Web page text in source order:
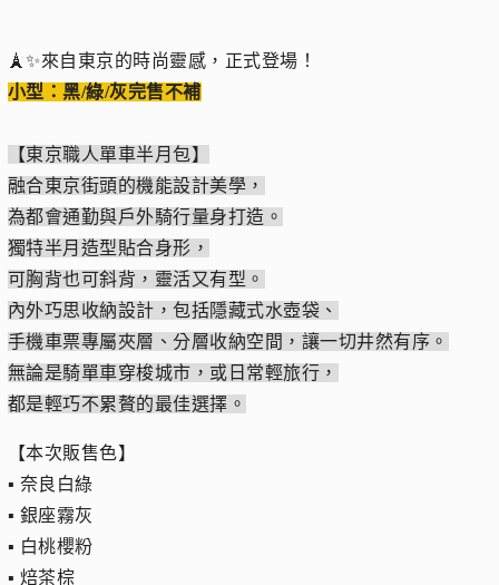
🗼✨來自東京的時尚靈感，正式登場！
小型：黑/綠/灰完售不補
【東京職人單車半月包】
融合東京街頭的機能設計美學，
為都會通勤與戶外騎行量身打造。
獨特半月造型貼合身形，
可胸背也可斜背，靈活又有型。
內外巧思收納設計，包括隱藏式水壺袋、
手機車票專屬夾層、分層收納空間，讓一切井然有序。
無論是騎單車穿梭城市，或日常輕旅行，
都是輕巧不累贅的最佳選擇。
【本次販售色】
▪︎ 奈良白綠
▪︎ 銀座霧灰
▪︎ 白桃櫻粉
▪︎ 焙茶棕